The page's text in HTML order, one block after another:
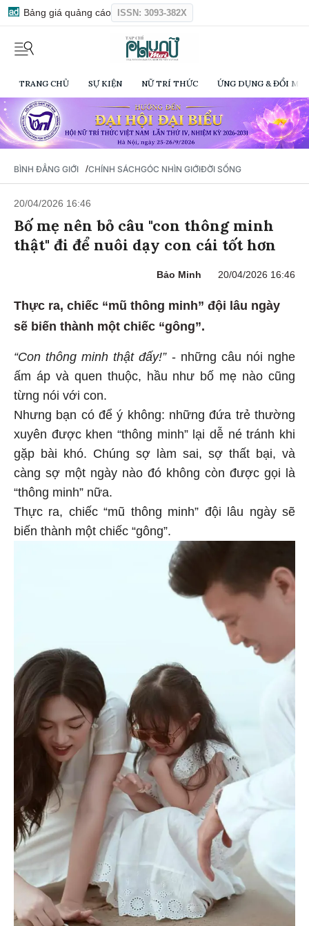
Bảng giá quảng cáo ISSN: 3093-382X
TRANG CHỦ SỰ KIỆN NỮ TRÍ THỨC ỨNG DỤNG & ĐỔI
BÌNH ĐẲNG GIỚI /CHÍNH SÁCHGÓC NHÌN GIỚIĐỜI SỐNG
20/04/2026 16:46
Bố mẹ nên bỏ câu "con thông minh
thật" đi để nuôi dạy con cái tốt hơn
Bảo Minh 20/04/2026 16:46
Thực ra, chiếc “mũ thông minh” đội lâu ngày
sẽ biến thành một chiếc “gông”.
“Con thông minh thật đấy!” - những câu nói nghe
ấm áp và quen thuộc, hầu như bố mẹ nào cũng
từng nói với con.
Nhưng bạn có để ý không: những đứa trẻ thường
xuyên được khen “thông minh” lại dễ né tránh khi
gặp bài khó. Chúng sợ làm sai, sợ thất bại, và
càng sợ một ngày nào đó không còn được gọi là
“thông minh” nữa.
Thực ra, chiếc “mũ thông minh” đội lâu ngày sẽ
biến thành một chiếc “gông”.